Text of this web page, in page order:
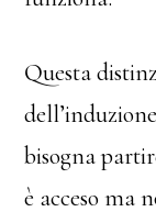
Questa
bisogna
è acceso ma